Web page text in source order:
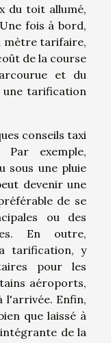
du toit allumé,
fois à bord,
mètre tarifaire,
de la course
et du
une tarification
conseils taxi
Par exemple,
sous une pluie
devenir une
de se
ou des
En outre,
tarification, y
pour les
aéroports,
Enfin,
que laissé à
de la